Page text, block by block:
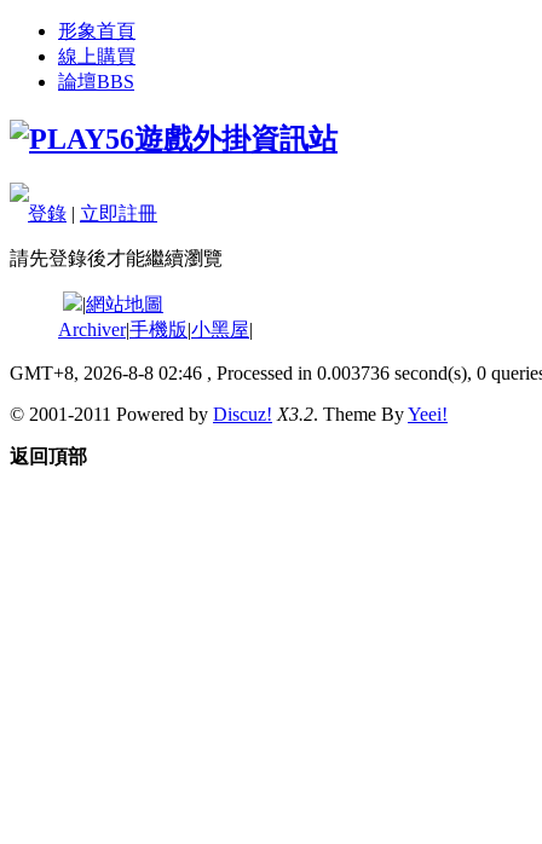
形象首頁
線上購買
論壇BBS
登錄 | 立即註冊
請先登錄後才能繼續瀏覽
|網站地圖
Archiver|手機版|小黑屋|
GMT+8, 2026-8-8 02:46 , Processed in 0.003736 second(s), 0
© 2001-2011 Powered by Discuz! X3.2. Theme ByYeei!
返回頂部